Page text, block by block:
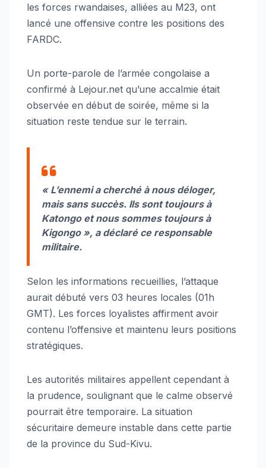
les forces rwandaises, alliées au M23, ont
lancé une offensive contre les positions des
FARDC.
Un porte-parole de l’armée congolaise a
confirmé à Lejour.net qu’une accalmie était
observée en début de soirée, même si la
situation reste tendue sur le terrain.
« L’ennemi a cherché à nous déloger,
mais sans succès. Ils sont toujours à
Katongo et nous sommes toujours à
Kigongo », a déclaré ce responsable
militaire.
Selon les informations recueillies, l’attaque
aurait débuté vers 03 heures locales (01h
GMT). Les forces loyalistes affirment avoir
contenu l’offensive et maintenu leurs positions
stratégiques.
Les autorités militaires appellent cependant à
la prudence, soulignant que le calme observé
pourrait être temporaire. La situation
sécuritaire demeure instable dans cette partie
de la province du Sud-Kivu.